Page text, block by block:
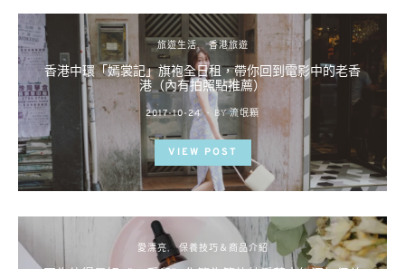
旅遊生活 香港旅遊
香港中環「嫣裳記」旗袍全日租，帶你回到電影中的老香
港（內有拍照點推薦）
POSTED
ON
2017-10-24 BY 流氓顆
VIEW POST
愛漂亮 保養技巧＆商品介紹